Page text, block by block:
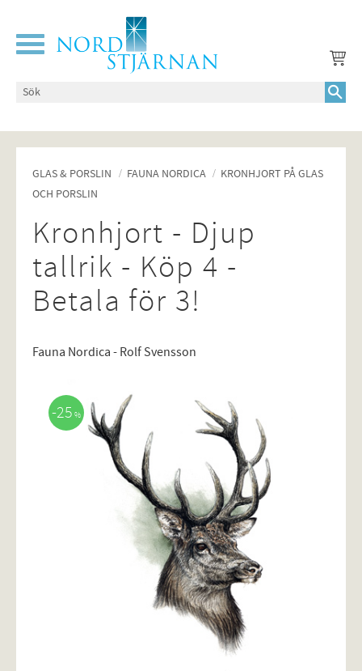
Meny
GLAS & PORSLIN FAUNA NORDICA
KRONHJORT PÅ GLAS
OCH PORSLIN
Kronhjort - Djup
tallrik - Köp 4 -
Betala för 3!
Fauna Nordica - Rolf Svensson
25 %